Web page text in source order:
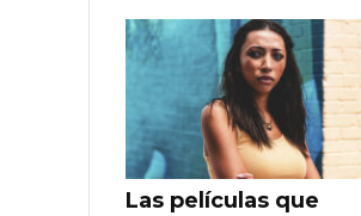
Las películas que